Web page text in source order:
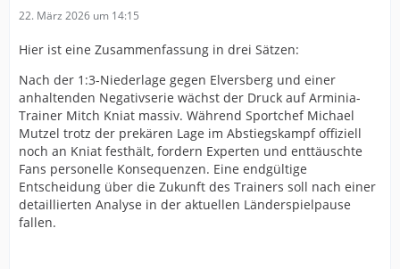
22. März 2026 um 14:15
Hier ist eine Zusammenfassung in drei Sätzen:
Nach der 1:3-Niederlage gegen Elversberg und einer
anhaltenden Negativserie wächst der Druck auf Arminia-
Trainer Mitch Kniat massiv. Während Sportchef Michael
Mutzel trotz der prekären Lage im Abstiegskampf offiziell
noch an Kniat festhält, fordern Experten und enttäuschte
Fans personelle Konsequenzen. Eine endgültige
Entscheidung über die Zukunft des Trainers soll nach einer
detaillierten Analyse in der aktuellen Länderspielpause
fallen.